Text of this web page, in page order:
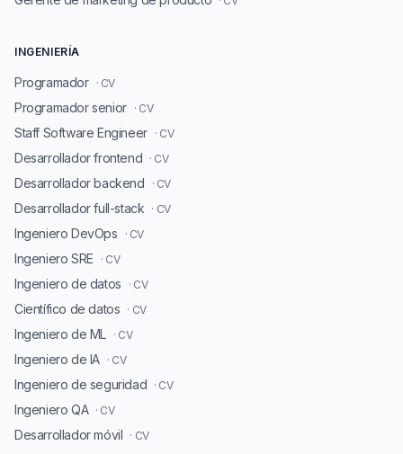
INGENIERÍA
Programador · CV
Programador senior · CV
Staff Software Engineer · CV
Desarrollador frontend · CV
Desarrollador backend · CV
Desarrollador full-stack · CV
Ingeniero DevOps · CV
Ingeniero SRE · CV
Ingeniero de datos · CV
Científico de datos · CV
Ingeniero de ML · CV
Ingeniero de IA · CV
Ingeniero de seguridad · CV
Ingeniero QA · CV
Desarrollador móvil · CV